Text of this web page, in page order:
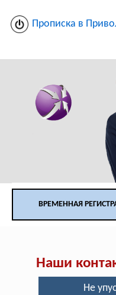
Прописка в
ВРЕМЕННАЯ
Наши
Не